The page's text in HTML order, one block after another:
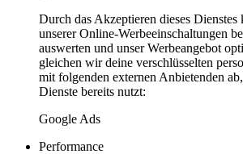
Durch das Akzeptieren dieses
unserer Online-Werbeeinschaltungen
auswerten und unser Werbeangebot
gleichen wir deine verschlüsselten
mit folgenden externen Anbietenden
Dienste bereits nutzt:
Google Ads
Performance